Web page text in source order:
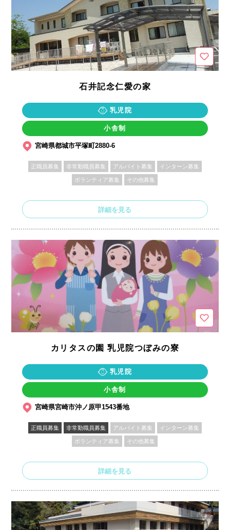
石井記念仁愛の家
乳児院
小舎制
宮崎県都城市平塚町2880-6
正職員募集 非常勤職員募集 アルバイト募集 インターン募集
ボランティア募集 その他募集
詳細を見る
カリタスの園 乳児院つぼみの寮
乳児院
小舎制
宮崎県宮崎市沖ノ原甲1543番地
正職員募集 非常勤職員募集 アルバイト募集 インターン募集
ボランティア募集 その他募集
詳細を見る